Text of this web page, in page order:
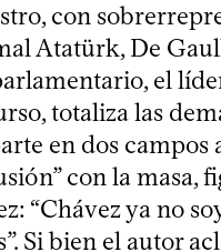
con
Atatürk, De
el
totaliza las
en dos campos
con la
“Chávez ya no
Si bien el autor